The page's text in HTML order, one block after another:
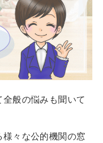
全般の悩みも聞いて
々な公的機関の窓